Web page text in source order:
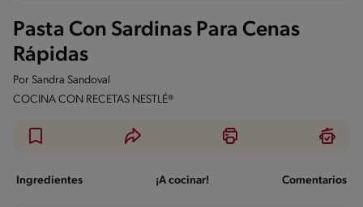
Pasta Con Sardinas Para Cenas
Rápidas
Por Sandra Sandoval
COCINA CON RECETAS NESTLÉ®
Ingredientes ¡A cocinar! Comentarios